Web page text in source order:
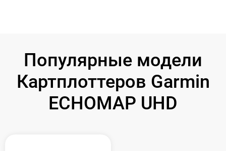
Популярные модели
Картплоттеров Garmin
ECHOMAP UHD